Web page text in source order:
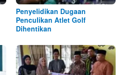
Penyelidikan Dugaan
Penculikan Atlet Golf
Dihentikan